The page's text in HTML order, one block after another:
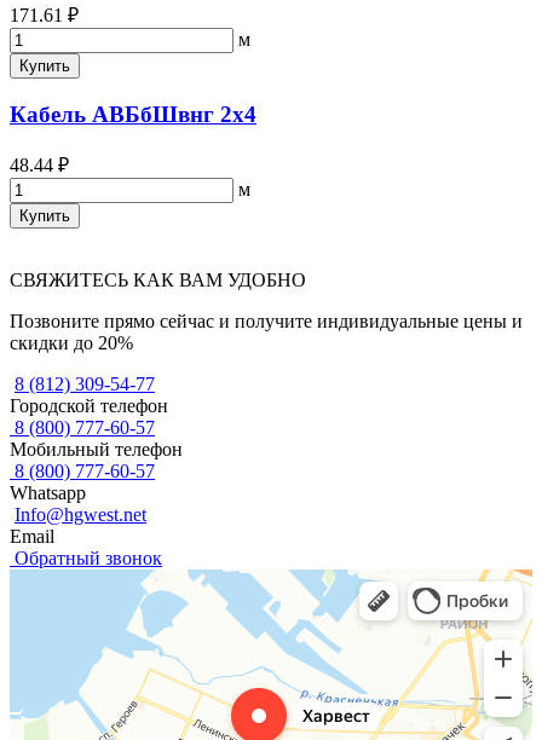
171.61 ₽
м
Купить
Кабель АВБбШвнг 2х4
48.44 ₽
м
Купить
СВЯЖИТЕСЬ КАК ВАМ УДОБНО
Позвоните прямо сейчас и получите индивидуальные цены и
скидки до 20%
8 (812) 309-54-77
Городской телефон
8 (800) 777-60-57
Мобильный телефон
8 (800) 777-60-57
Whatsapp
Info@hgwest.net
Email
Обратный звонок